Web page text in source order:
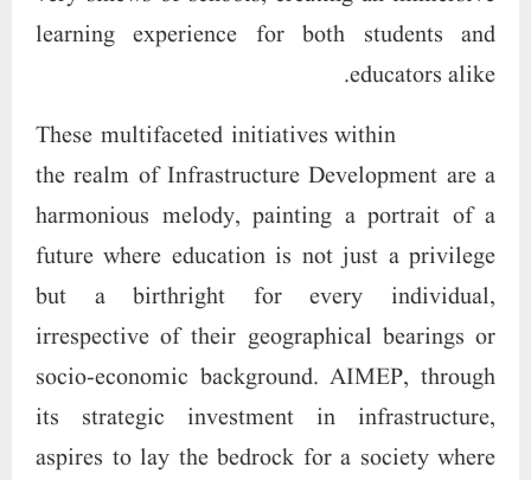
learning experience for both students and
educators alike.
These multifaceted initiatives within
the realm of Infrastructure Development are a
harmonious melody, painting a portrait of a
future where education is not just a privilege
but a birthright for every individual,
irrespective of their geographical bearings or
socio-economic background. AIMEP, through
its strategic investment in infrastructure,
aspires to lay the bedrock for a society where